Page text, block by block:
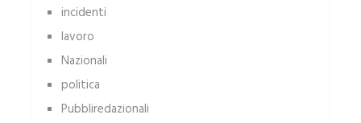
incidenti
lavoro
Nazionali
politica
Pubbliredazionali